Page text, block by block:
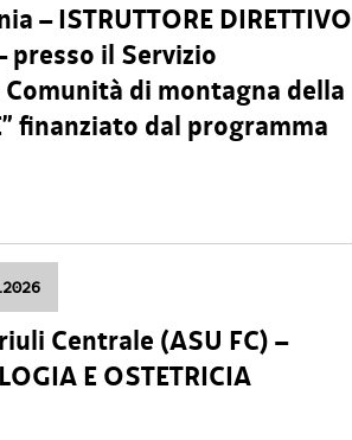
– ISTRUTTORE DIRETTIVO
presso il Servizio
di montagna della
finanziato dal programma
Centrale (ASU FC) –
E OSTETRICIA